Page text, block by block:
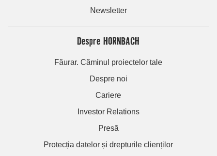
Newsletter
Despre HORNBACH
Făurar. Căminul proiectelor tale
Despre noi
Cariere
Investor Relations
Presă
Protecția datelor și drepturile clienților